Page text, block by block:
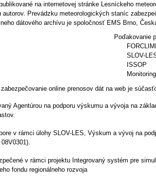
na internetovej stránke Lesníckeho
Prevádzku meteorologických staníc
dátového archívu je spoločnosť EMS Brno,
Poďakovanie
SLOV-
ISSOP
online prenosov dát na web je
Agentúrou na podporu výskumu a vývoja na
v rámci úlohy SLOV-LES, Výskum a vývoj na
v rámci projektu Integrovaný systém pre
fondu regionálneho rozvoja